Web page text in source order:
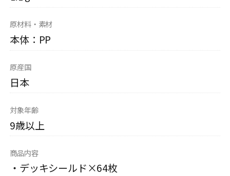
原材料・素材
本体：PP
原産国
日本
対象年齢
9歳以上
商品内容
・デッキシールド×64枚